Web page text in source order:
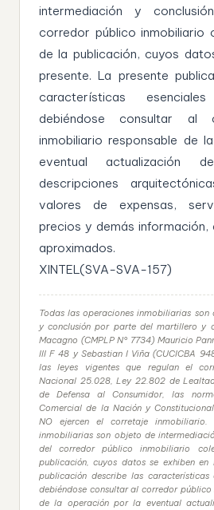
intermediación y
corredor público inmobiliario
de la publicación, cuyos
presente. La presente
características
debiéndose consultar al
inmobiliario responsable de
eventual actualización
descripciones
valores de expensas,
precios y demás información,
aproximados.
XINTEL(SVA-SVA-157)
Todas las operaciones inmobiliarias
y conclusión por parte del martillero y
Macagno (CMPLP N° 7734) Mauricio
III F 48 y Sebastian I Viña (CUCICBA
las leyes vigentes que regulan el
Nacional 25.028, Ley 22.802 de
de Defensa al Consumidor, las
Comercial de la Nación y
NO ejercen el corretaje inmobiliario.
inmobiliarias son objeto de
del corredor público inmobiliario
publicación, cuyos datos se exhiben en
publicación describe las características
debiéndose consultar al corredor
de la operación por la eventual